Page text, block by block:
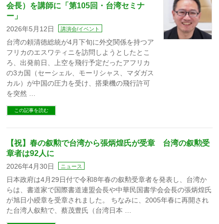
会長）を講師に「第105回・台湾セミナ
ー」
2026年5月12日 講演会/イベント
台湾の頼清徳総統が4月下旬に外交関係を持つア
フリカのエスワティニを訪問しようとしたとこ
ろ、出発前日、上空を飛行予定だったアフリカ
の3カ国（セーシェル、モーリシャス、マダガス
カル）が中国の圧力を受け、搭乗機の飛行許可
を突然 …
この記事を読む
【祝】春の叙勲で台湾から張炳煌氏が受章 台湾の叙勲受
章者は92人に
2026年4月30日 ニュース
日本政府は4月29日付で令和8年春の叙勲受章者を発表し、台湾か
らは、書道家で国際書道連盟会長や中華民国書学会会長の張炳煌氏
が旭日小綬章を受章されました。 ちなみに、2005年春に再開され
た台湾人叙勲で、蔡茂豊氏（台湾日本 …